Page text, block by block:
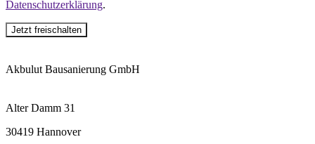
Datenschutzerklärung.
Jetzt freischalten
Akbulut Bausanierung GmbH
Alter Damm 31
30419 Hannover